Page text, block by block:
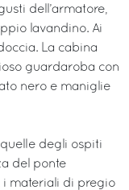
dell’armatore,
lavandino. Ai
La cabina
guardaroba con
nero e maniglie
degli ospiti
del ponte
i materiali di pregio